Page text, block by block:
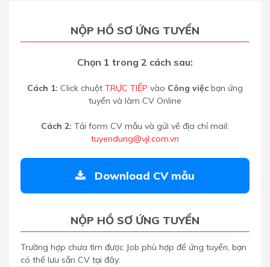
NỘP HỒ SƠ ỨNG TUYỂN
Chọn 1 trong 2 cách sau:
Cách 1: Click chuột TRỰC TIẾP vào Công việc bạn ứng
tuyển và làm CV Online
Cách 2: Tải form CV mẫu và gửi về địa chỉ mail:
tuyendung@vjl.com.vn
Download CV mẫu
NỘP HỒ SƠ ỨNG TUYỂN
Trường hợp chưa tìm được Job phù hợp để ứng tuyển, bạn
có thể lưu sẵn CV tại đây: